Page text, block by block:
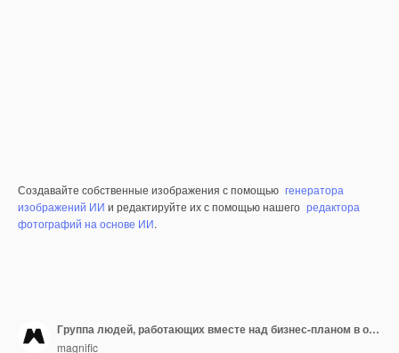
Создавайте собственные изображения с помощью генератора
изображений ИИ и редактируйте их с помощью нашего редактора
фотографий на основе ИИ.
Группа людей, работающих вместе над бизнес-планом в офисе
magnific